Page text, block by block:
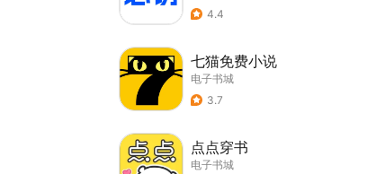
4.4
七猫免费小说
电子书城
3.7
点点穿书
电子书城